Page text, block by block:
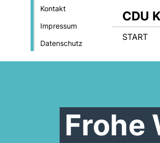
Kontakt
Impressum
Datenschutz
CDU
START
Frohe